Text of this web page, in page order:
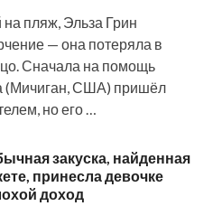
пляж, Эльза Грин
— она потеряла в
Сначала на помощь
(Мичиган, США) пришёл
но его …
закуска, найденная
принесла девочке
доход